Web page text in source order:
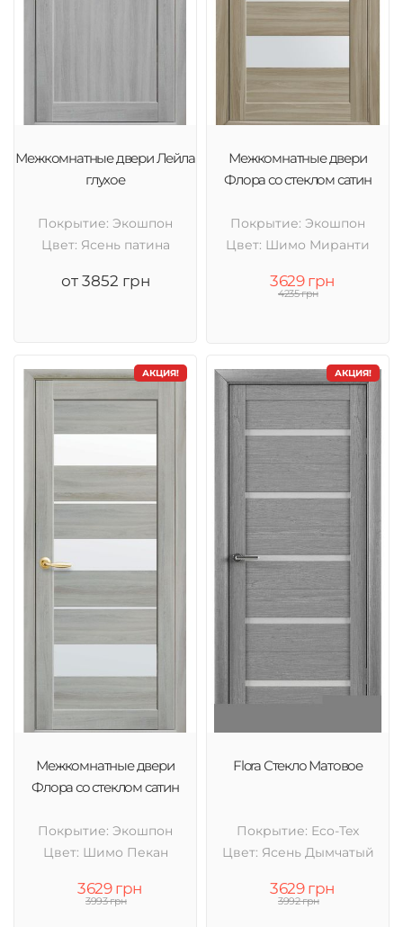
Межкомнатные двери Лейла
глухое
Покрытие: Экошпон
Цвет: Ясень патина
от 3852 грн
Межкомнатные двери
Флора со стеклом сатин
Покрытие: Экошпон
Цвет: Шимо Миранти
3629 грн
4235 грн
АКЦИЯ!
Межкомнатные двери
Флора со стеклом сатин
Покрытие: Экошпон
Цвет: Шимо Пекан
3629 грн
3993 грн
АКЦИЯ!
Flora Стекло Матовое
Покрытие: Eco-Tex
Цвет: Ясень Дымчатый
3629 грн
3992 грн